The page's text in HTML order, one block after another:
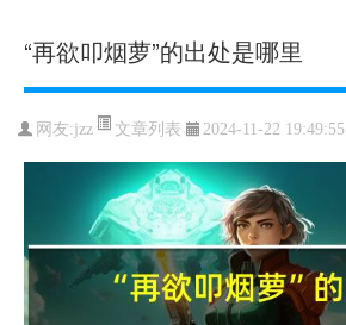
“再欲叩烟萝”的出处是哪里
网友:jzz 文章列表 2024-11-22 19:49:55